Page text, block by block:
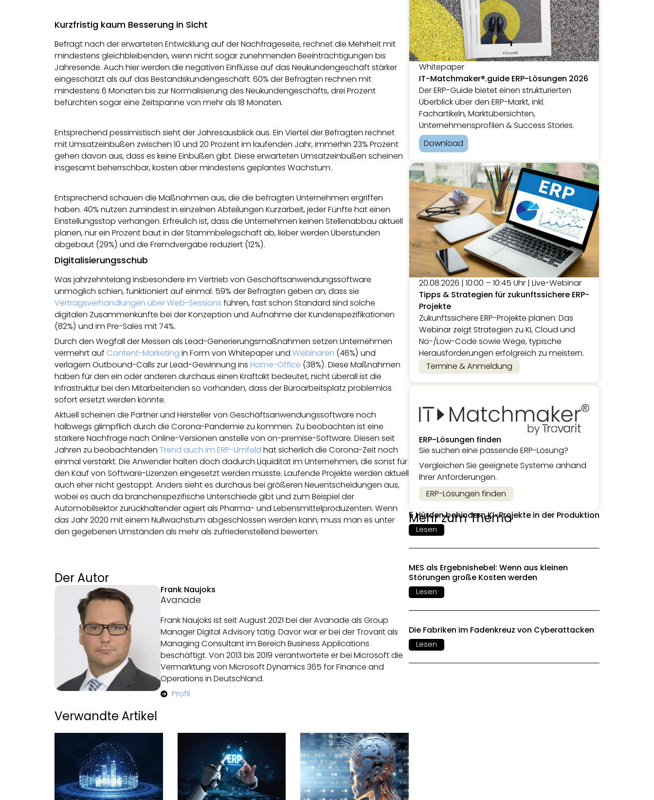
Kurzfristig kaum Besserung in Sicht
Befragt nach der erwarteten Entwicklung auf der Nachfrageseite, rechnet die Mehrheit mit
mindestens gleichbleibenden, wenn nicht sogar zunehmenden Beeinträchtigungen bis
Jahresende. Auch hier werden die negativen Einflüsse auf das Neukundengeschäft stärker
eingeschätzt als auf das Bestandskundengeschäft. 60% der Befragten rechnen mit
mindestens 6 Monaten bis zur Normalisierung des Neukundengeschäfts, drei Prozent
befürchten sogar eine Zeitspanne von mehr als 18 Monaten.
Entsprechend pessimistisch sieht der Jahresausblick aus. Ein Viertel der Befragten rechnet
mit Umsatzeinbußen zwischen 10 und 20 Prozent im laufenden Jahr, immerhin 23% Prozent
gehen davon aus, dass es keine Einbußen gibt. Diese erwarteten Umsatzeinbußen scheinen
insgesamt beherrschbar, kosten aber mindestens geplantes Wachstum.
Entsprechend schauen die Maßnahmen aus, die die befragten Unternehmen ergriffen
haben. 40% nutzen zumindest in einzelnen Abteilungen Kurzarbeit, jeder Fünfte hat einen
Einstellungsstop verhangen. Erfreulich ist, dass die Unternehmen keinen Stellenabbau aktuell
planen, nur ein Prozent baut in der Stammbelegschaft ab, lieber werden Überstunden
abgebaut (29%) und die Fremdvergabe reduziert (12%).
Digitalisierungsschub
Was jahrzehntelang insbesondere im Vertrieb von Geschäftsanwendungssoftware
unmöglich schien, funktioniert auf einmal. 59% der Befragten geben an, dass sie
Vertragsverhandlungen über Web-Sessions führen, fast schon Standard sind solche
digitalen Zusammenkünfte bei der Konzeption und Aufnahme der Kundenspezifikationen
(82%) und im Pre-Sales mit 74%.
Durch den Wegfall der Messen als Lead-Generierungsmaßnahmen setzen Unternehmen
vermehrt auf Content-Marketing in Form von Whitepaper und Webinaren (46%) und
verlagern Outbound-Calls zur Lead-Gewinnung ins Home-Office (38%). Diese Maßnahmen
haben für den ein oder anderen durchaus einen Kraftakt bedeutet, nicht überall ist die
Infrastruktur bei den Mitarbeitenden so vorhanden, dass der Büroarbeitsplatz problemlos
sofort ersetzt werden könnte.
Aktuell scheinen die Partner und Hersteller von Geschäftsanwendungssoftware noch
halbwegs glimpflich durch die Corona-Pandemie zu kommen. Zu beobachten ist eine
stärkere Nachfrage nach Online-Versionen anstelle von on-premise-Software. Diesen seit
Jahren zu beobachtenden Trend auch im ERP-Umfeld hat sicherlich die Corona-Zeit noch
einmal verstärkt. Die Anwender halten doch dadurch Liquidität im Unternehmen, die sonst für
den Kauf von Software-Lizenzen eingesetzt werden müsste. Laufende Projekte werden aktuell
auch eher nicht gestoppt. Anders sieht es durchaus bei größeren Neuentscheidungen aus,
wobei es auch da branchenspezifische Unterschiede gibt und zum Beispiel der
Automobilsektor zurückhaltender agiert als Pharma- und Lebensmittelproduzenten. Wenn
das Jahr 2020 mit einem Nullwachstum abgeschlossen werden kann, muss man es unter
den gegebenen Umständen als mehr als zufriedenstellend bewerten.
Der Autor
Frank Naujoks
Avanade
Frank Naujoks ist seit August 2021 bei der Avanade als Group
Manager Digital Advisory tätig. Davor war er bei der Trovarit als
Managing Consultant im Bereich Business Applications
beschäftigt. Von 2013 bis 2019 verantwortete er bei Microsoft die
Vermarktung von Microsoft Dynamics 365 for Finance and
Operations in Deutschland.
Profil
Verwandte Artikel
Whitepaper
IT-Matchmaker®.guide ERP-Lösungen 2026
Der ERP-Guide bietet einen strukturierten
Überblick über den ERP-Markt, inkl.
Fachartikeln, Marktübersichten,
Unternehmensprofilen & Success Stories.
Download
20.08.2026 | 10:00 – 10:45 Uhr | Live-Webinar
Tipps & Strategien für zukunftssichere ERP-
Projekte
Zukunftssichere ERP-Projekte planen: Das
Webinar zeigt Strategien zu KI, Cloud und
No-/Low-Code sowie Wege, typische
Herausforderungen erfolgreich zu meistern.
Termine & Anmeldung
ERP-Lösungen finden
Sie suchen eine passende ERP-Lösung?
Vergleichen Sie geeignete Systeme anhand
Ihrer Anforderungen.
ERP-Lösungen finden
Mehr zum Thema
5 Hürden behindern KI-Projekte in der Produktion
Lesen
MES als Ergebnishebel: Wenn aus kleinen
Störungen große Kosten werden
Lesen
Die Fabriken im Fadenkreuz von Cyberattacken
Lesen